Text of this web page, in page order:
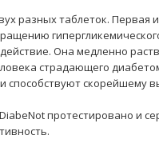
разных таблеток.
Она медленно
страдающего
способствуют скорейшему
протестировано и